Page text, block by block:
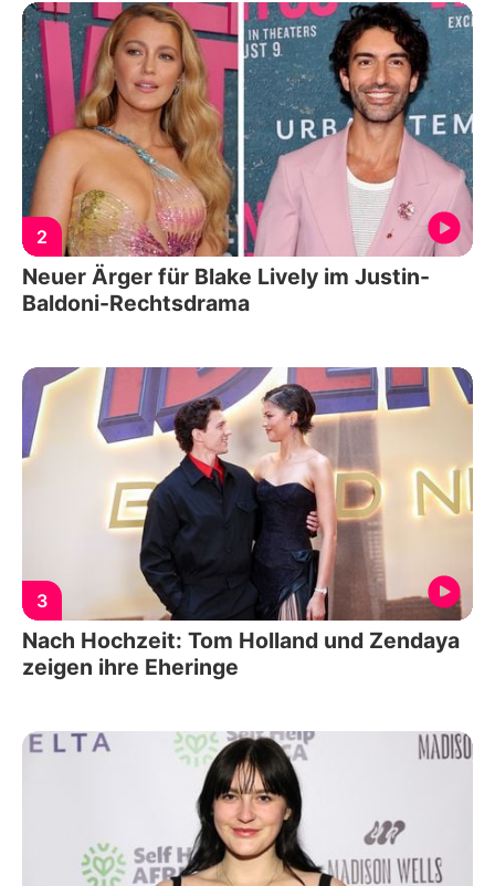
2
Neuer Ärger für Blake Lively im Justin-
Baldoni-Rechtsdrama
3
Nach Hochzeit: Tom Holland und Zendaya
zeigen ihre Eheringe